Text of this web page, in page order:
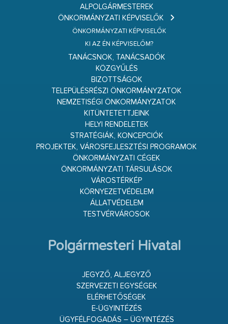
ALPOLGÁRMESTEREK
ÖNKORMÁNYZATI KÉPVISELŐK
ÖNKORMÁNYZATI KÉPVISELŐK
KI AZ ÉN KÉPVISELŐM?
TANÁCSNOK, TANÁCSADÓK
KÖZGYŰLÉS
BIZOTTSÁGOK
TELEPÜLÉSRÉSZI ÖNKORMÁNYZATOK
NEMZETISÉGI ÖNKORMÁNYZATOK
KITÜNTETETTJEINK
HELYI RENDELETEK
STRATÉGIÁK, KONCEPCIÓK
PROJEKTEK, VÁROSFEJLESZTÉSI PROGRAMOK
ÖNKORMÁNYZATI CÉGEK
ÖNKORMÁNYZATI TÁRSULÁSOK
VÁROSTÉRKÉP
KÖRNYEZETVÉDELEM
ÁLLATVÉDELEM
TESTVÉRVÁROSOK
Polgármesteri Hivatal
JEGYZŐ, ALJEGYZŐ
SZERVEZETI EGYSÉGEK
ELÉRHETŐSÉGEK
E-ÜGYINTÉZÉS
ÜGYFÉLFOGADÁS – ÜGYINTÉZÉS